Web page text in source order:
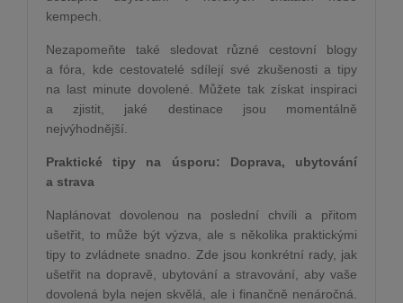
kempech.
Nezapomeňte také sledovat různé cestovní blogy
a fóra, kde cestovatelé sdílejí své zkušenosti a tipy
na last minute dovolené. Můžete tak získat inspiraci
a zjistit, jaké destinace jsou momentálně
nejvýhodnější.
Praktické tipy na úsporu: Doprava, ubytování
a strava
Naplánovat dovolenou na poslední chvíli a přitom
ušetřit, to může být výzva, ale s několika praktickými
tipy to zvládnete snadno. Zde jsou konkrétní rady, jak
ušetřit na dopravě, ubytování a stravování, aby vaše
dovolená byla nejen skvělá, ale i finančně nenáročná.